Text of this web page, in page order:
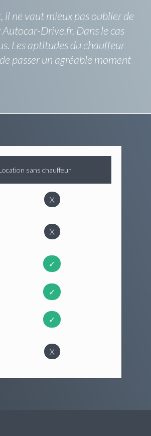
ne vaut mieux pas oublier de
Drive.fr. Dans le cas
Les aptitudes du chauffeur
passer un agréable moment
sans chauffeur
X
X
✓
✓
✓
X